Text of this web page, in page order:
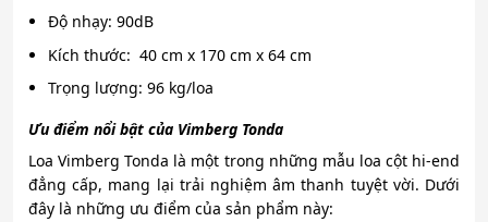
Độ nhạy: 90dB
Kích thước: 40 cm x 170 cm x 64 cm
Trọng lượng: 96 kg/loa
Ưu điểm nổi bật của Vimberg Tonda
Loa Vimberg Tonda là một trong những mẫu loa cột hi-end
đẳng cấp, mang lại trải nghiệm âm thanh tuyệt vời. Dưới
đây là những ưu điểm của sản phẩm này: